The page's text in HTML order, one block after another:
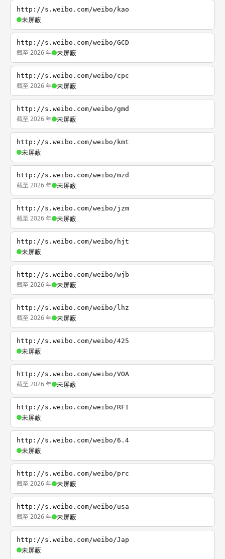
http://s.weibo.com/weibo/kao
未屏蔽
http://s.weibo.com/weibo/GCD
截至 2026 年 未屏蔽
http://s.weibo.com/weibo/cpc
截至 2026 年 未屏蔽
http://s.weibo.com/weibo/gmd
截至 2026 年 未屏蔽
http://s.weibo.com/weibo/kmt
未屏蔽
http://s.weibo.com/weibo/mzd
截至 2026 年 未屏蔽
http://s.weibo.com/weibo/jzm
截至 2026 年 未屏蔽
http://s.weibo.com/weibo/hjt
未屏蔽
http://s.weibo.com/weibo/wjb
截至 2026 年 未屏蔽
http://s.weibo.com/weibo/lhz
截至 2026 年 未屏蔽
http://s.weibo.com/weibo/425
未屏蔽
http://s.weibo.com/weibo/VOA
截至 2026 年 未屏蔽
http://s.weibo.com/weibo/RFI
未屏蔽
http://s.weibo.com/weibo/6.4
未屏蔽
http://s.weibo.com/weibo/prc
截至 2026 年 未屏蔽
http://s.weibo.com/weibo/usa
截至 2026 年 未屏蔽
http://s.weibo.com/weibo/Jap
未屏蔽